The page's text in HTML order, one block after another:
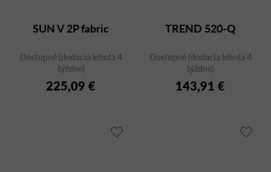
SUN V 2P fabric
Dostupné (dodacia lehota 4
týždne)
225,09 €
TREND 520-Q
Dostupné (dodacia lehota 4
týždne)
143,91 €